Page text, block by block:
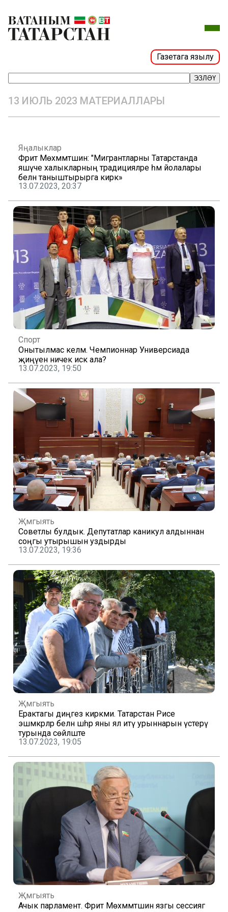
Газетага язылу
ЭЗЛӘҮ
13 ИЮЛЬ 2023 МАТЕРИАЛЛАРЫ
Яңалыклар
Фәрит Мөхәммәтшин: "Мигрантларны Татарстанда
яшәүче халыкларның традицияләре һәм йолалары
белән таныштырырга кирәк»
13.07.2023, 20:37
Спорт
Онытылмас келәм. Чемпионнар Универсиада
җиңүен ничек искә ала?
13.07.2023, 19:50
Җәмгыять
Советлы булдык. Депутатлар каникул алдыннан
соңгы утырышын уздырды
13.07.2023, 19:36
Җәмгыять
Ерактагы диңгез кирәкми. Татарстан Рәисе
эшмәкәрләр белән шәһәр яны ял итү урыннарын үстерү
турында сөйләште
13.07.2023, 19:05
Җәмгыять
Ачык парламент. Фәрит Мөхәммәтшин язгы сессиягә